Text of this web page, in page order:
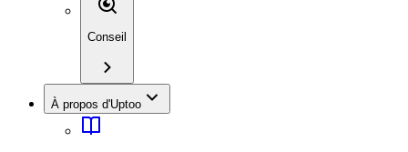
Conseil
À propos d'Uptoo